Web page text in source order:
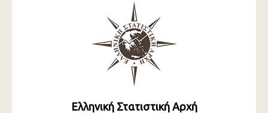
Ελληνική Στατιστική Αρχή